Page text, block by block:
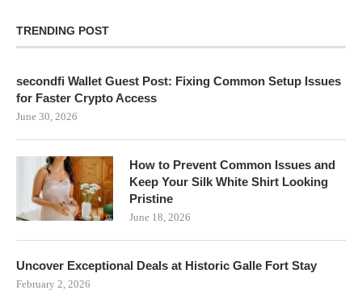
TRENDING POST
secondfi Wallet Guest Post: Fixing Common Setup Issues
for Faster Crypto Access
June 30, 2026
How to Prevent Common Issues and
Keep Your Silk White Shirt Looking
Pristine
June 18, 2026
Uncover Exceptional Deals at Historic Galle Fort Stay
February 2, 2026